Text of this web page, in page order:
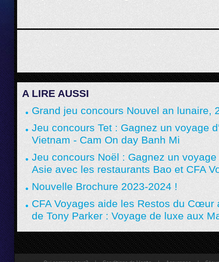
A LIRE AUSSI
Grand jeu concours Nouvel an lunaire,
Jeu concours Tet : Gagnez un voyage
Vietnam - Cam On day Banh Mi
Jeu concours Noël : Gagnez un
Asie avec les restaurants Bao et CFA
Nouvelle Brochure 2023-2024 !
CFA Voyages aide les Restos du Cœur
de Tony Parker : Voyage de luxe aux